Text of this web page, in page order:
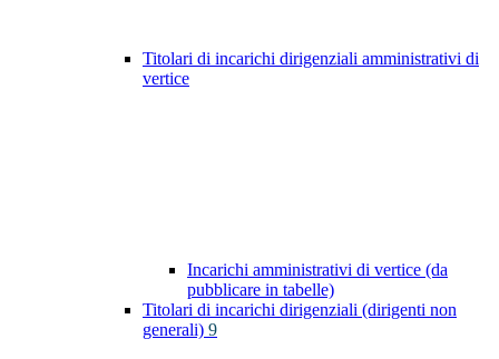
Titolari di incarichi dirigenziali amministrativi di
vertice
Incarichi amministrativi di vertice (da
pubblicare in tabelle)
Titolari di incarichi dirigenziali (dirigenti non
generali) 9